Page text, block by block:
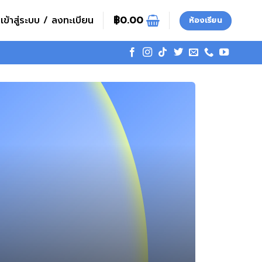
เข้าสู่ระบบ / ลงทะเบียน ฿0.00 ห้องเรียน